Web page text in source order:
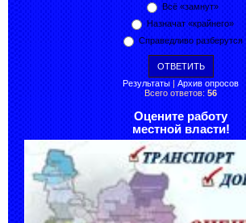
Всё «замнут»
Назначат «крайнего»
Справедливо разберутся
Результаты | Архив опросов
Всего ответов: 56
Оцените работу
местной власти!